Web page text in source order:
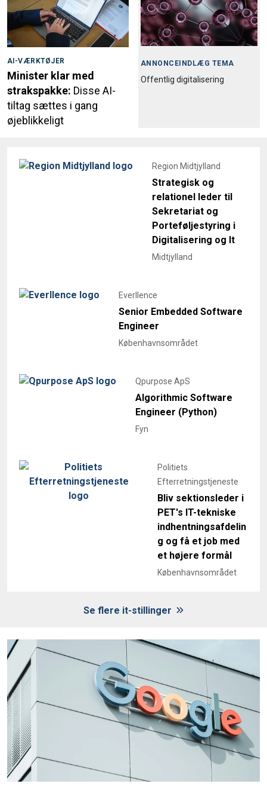
AI-VÆRKTØJER
Minister klar med
strakspakke: Disse AI-
tiltag sættes i gang
øjeblikkeligt
ANNONCEINDLÆG TEMA
Offentlig digitalisering
Region Midtjylland
Strategisk og
relationel leder til
Sekretariat og
Porteføljestyring i
Digitalisering og It
Midtjylland
Everllence
Senior Embedded Software
Engineer
Københavnsområdet
Qpurpose ApS
Algorithmic Software
Engineer (Python)
Fyn
Politiets
Efterretningstjeneste
Bliv sektionsleder i
PET's IT-tekniske
indhentningsafdelin
g og få et job med
et højere formål
Københavnsområdet
Se flere it-stillinger